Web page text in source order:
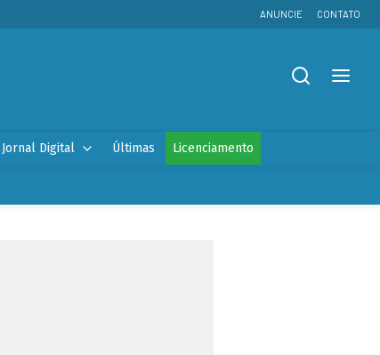
ANUNCIE CONTATO
Jornal Digital Últimas Licenciamento